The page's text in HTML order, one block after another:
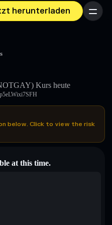
herunterladen Menü
Kurs heute
below. Click to view the risk
at this time.